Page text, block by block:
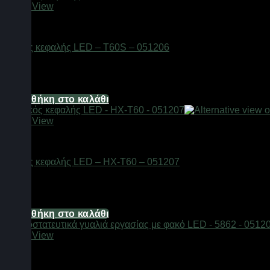
Quick View
Φακός κεφαλής LED – T60S – 051206
Προσθήκη στο καλάθι
Quick View
Φακός κεφαλής LED – HX-T60 – 051207
Προσθήκη στο καλάθι
Quick View